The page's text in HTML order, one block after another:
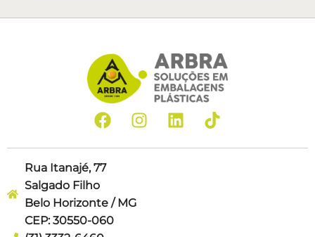
Rua Itanajé, 77
Salgado Filho
Belo Horizonte / MG
CEP: 30550-060